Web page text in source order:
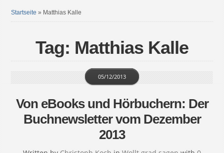
Startseite » Matthias Kalle
Tag: Matthias Kalle
Von eBooks und Hörbuchern: Der
Buchnewsletter vom Dezember
2013
05/12/2013